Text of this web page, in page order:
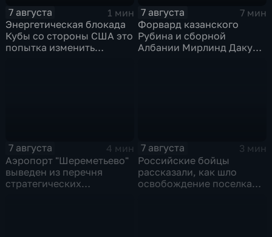
7 августа
1 мин
Энергетическая блокада
Кубы со стороны США это
попытка изменить
7 августа
7 мин
Форвард казанского
Рубина и сборной
Албании Мирлинд Даку
7 августа
4 мин
Аэропорт "Шереметьево"
выведен из перечня
стратегических
7 августа
3 мин
Российские бойцы
рассказали, как шло
освобождение поселка